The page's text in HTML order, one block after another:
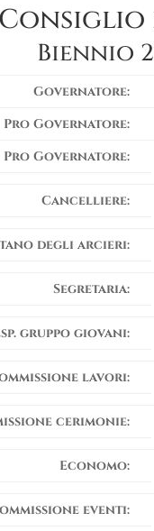
Biennio
Governatore:
Pro Governatore:
Pro Governatore:
Cancelliere:
degli arcieri:
Segretaria:
gruppo giovani:
lavori:
cerimonie:
Economo:
eventi: